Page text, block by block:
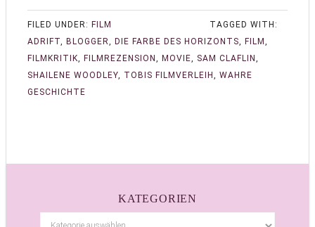
FILED UNDER: FILM
TAGGED WITH:
ADRIFT, BLOGGER, DIE FARBE DES HORIZONTS, FILM ,
FILMKRITIK, FILMREZENSION , MOVIE, SAM CLAFLIN ,
SHAILENE WOODLEY, TOBIS FILMVERLEIH , WAHRE
GESCHICHTE
KATEGORIEN